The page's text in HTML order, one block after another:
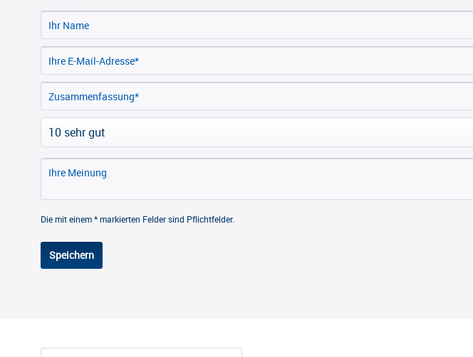
Die mit einem * markierten Felder sind Pflichtfelder.
Speichern